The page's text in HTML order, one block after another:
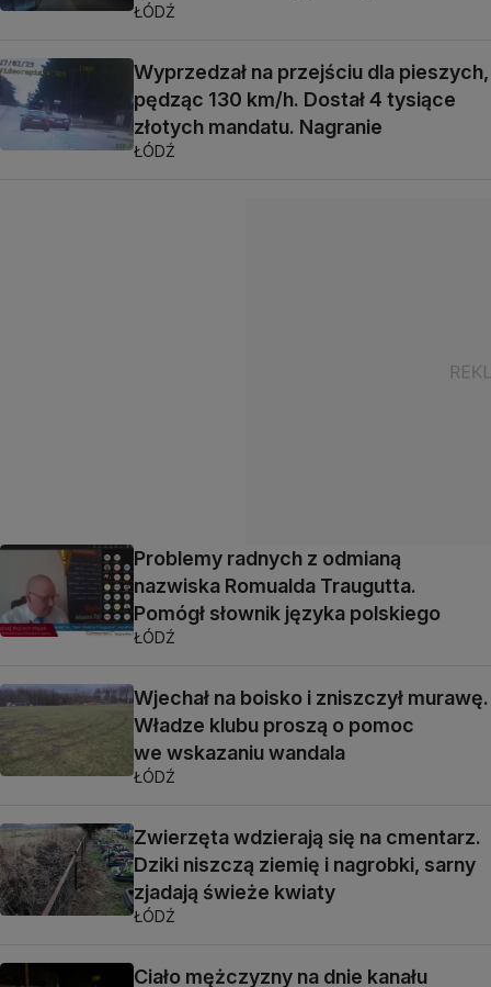
ŁÓDŹ
Wyprzedzał na przejściu dla pieszych,
pędząc 130 km/h. Dostał 4 tysiące
złotych mandatu. Nagranie
ŁÓDŹ
Problemy radnych z odmianą
nazwiska Romualda Traugutta.
Pomógł słownik języka polskiego
ŁÓDŹ
Wjechał na boisko i zniszczył murawę.
Władze klubu proszą o pomoc
we wskazaniu wandala
ŁÓDŹ
Zwierzęta wdzierają się na cmentarz.
Dziki niszczą ziemię i nagrobki, sarny
zjadają świeże kwiaty
ŁÓDŹ
Ciało mężczyzny na dnie kanału